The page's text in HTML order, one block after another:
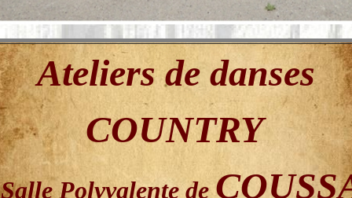
Ateliers de danses
COUNTRY
Polyvalente de